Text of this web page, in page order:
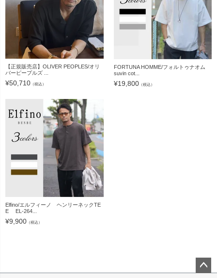
【正規販売店】OLIVER PEOPLES/オリ
バーピープルズ ...
¥50,710 （税込）
FORTUNA HOMME/フォルトゥナオム
suvin cot...
¥19,800（税込）
Elfino/エルフィーノ ヘンリーネックTE
E EL-264...
¥9,900 （税込）